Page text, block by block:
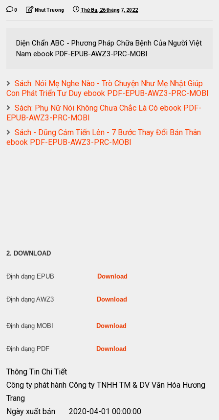
0 Nhut Truong Thứ Ba, 26 tháng 7, 2022
Diện Chẩn ABC - Phương Pháp Chữa Bệnh Của Người Việt
Nam ebook PDF-EPUB-AWZ3-PRC-MOBI
Sách: Nói Mẹ Nghe Nào - Trò Chuyện Như Mẹ Nhật Giúp
Con Phát Triển Tư Duy ebook PDF-EPUB-AWZ3-PRC-MOBI
Sách: Phụ Nữ Nói Không Chưa Chắc Là Có ebook PDF-
EPUB-AWZ3-PRC-MOBI
Sách - Dũng Cảm Tiến Lên - 7 Bước Thay Đổi Bản Thân
ebook PDF-EPUB-AWZ3-PRC-MOBI
2. DOWNLOAD
Định dạng EPUB Download
Định dạng AWZ3 Download
Định dạng MOBI Download
Định dạng PDF Download
Thông Tin Chi Tiết
Công ty phát hành Công ty TNHH TM & DV Văn Hóa Hương
Trang
Ngày xuất bản
2020-04-01 00:00:00